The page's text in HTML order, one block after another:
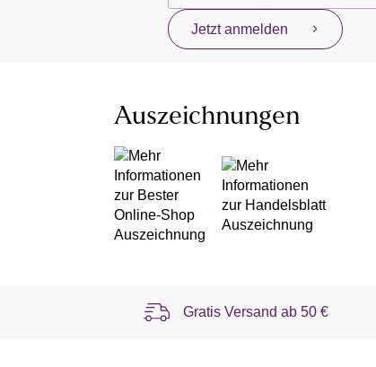
Jetzt anmelden
Auszeichnungen
Gratis Versand ab50 €